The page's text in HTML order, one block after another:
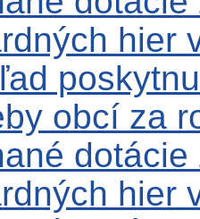
hier
obcí za
hier